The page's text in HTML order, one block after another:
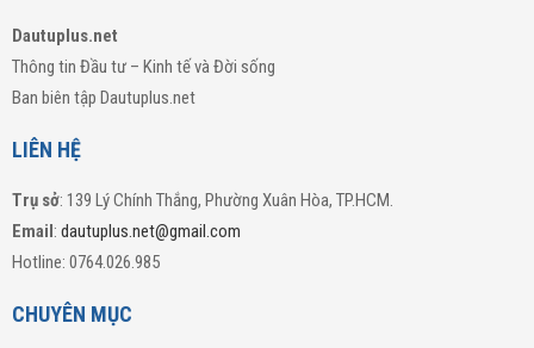
Dautuplus.net
Thông tin Đầu tư – Kinh tế và Đời sống
Ban biên tập Dautuplus.net
LIÊN HỆ
Trụ sở: 139 Lý Chính Thắng, Phường Xuân Hòa, TP.HCM.
Email: dautuplus.net@gmail.com
Hotline: 0764.026.985
CHUYÊN MỤC